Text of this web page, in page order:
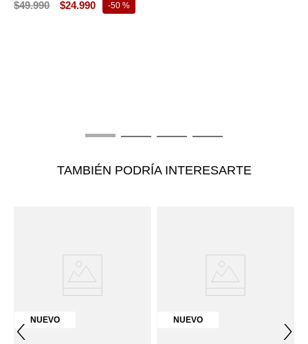
$49.990 $24.990 -50 %
TAMBIÉN PODRÍA INTERESARTE
NUEVO NUEVO